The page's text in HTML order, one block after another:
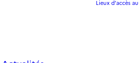
Lieux d’accès